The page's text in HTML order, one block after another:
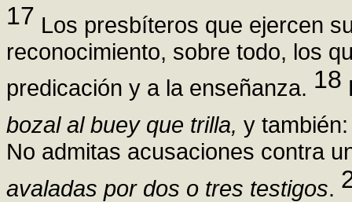
17 Los presbíteros que ejercen
reconocimiento, sobre todo, los
predicación y a la enseñanza. 18
bozal al buey que trilla, y
No admitas acusaciones contra
avaladas por dos o tres testigos.